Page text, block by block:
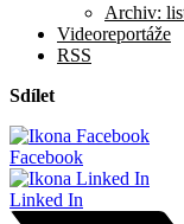
Archiv:
Videoreportáže
RSS
Sdílet
Facebook
Linked In